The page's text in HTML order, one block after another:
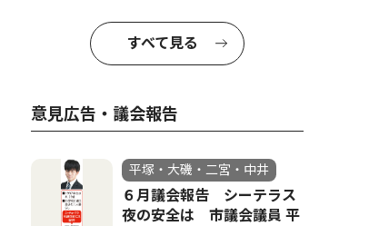
すべて見る
意見広告・議会報告
平塚・大磯・二宮・中井
６月議会報告 シーテラス
夜の安全は 市議会議員 平